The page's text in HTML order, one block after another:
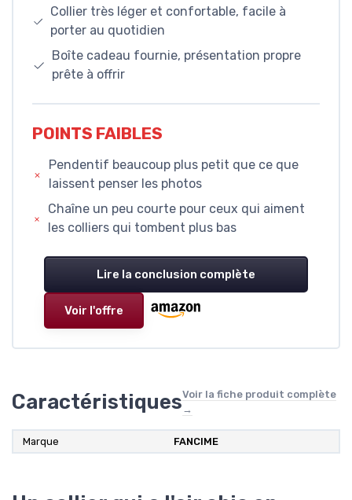
Collier très léger et confortable, facile à
porter au quotidien
Boîte cadeau fournie, présentation propre
prête à offrir
POINTS FAIBLES
Pendentif beaucoup plus petit que ce que
laissent penser les photos
Chaîne un peu courte pour ceux qui aiment
les colliers qui tombent plus bas
Lire la conclusion complète
Voir l'offre
CaractéristiquesVoir la fiche produit complète
→
Marque FANCIME